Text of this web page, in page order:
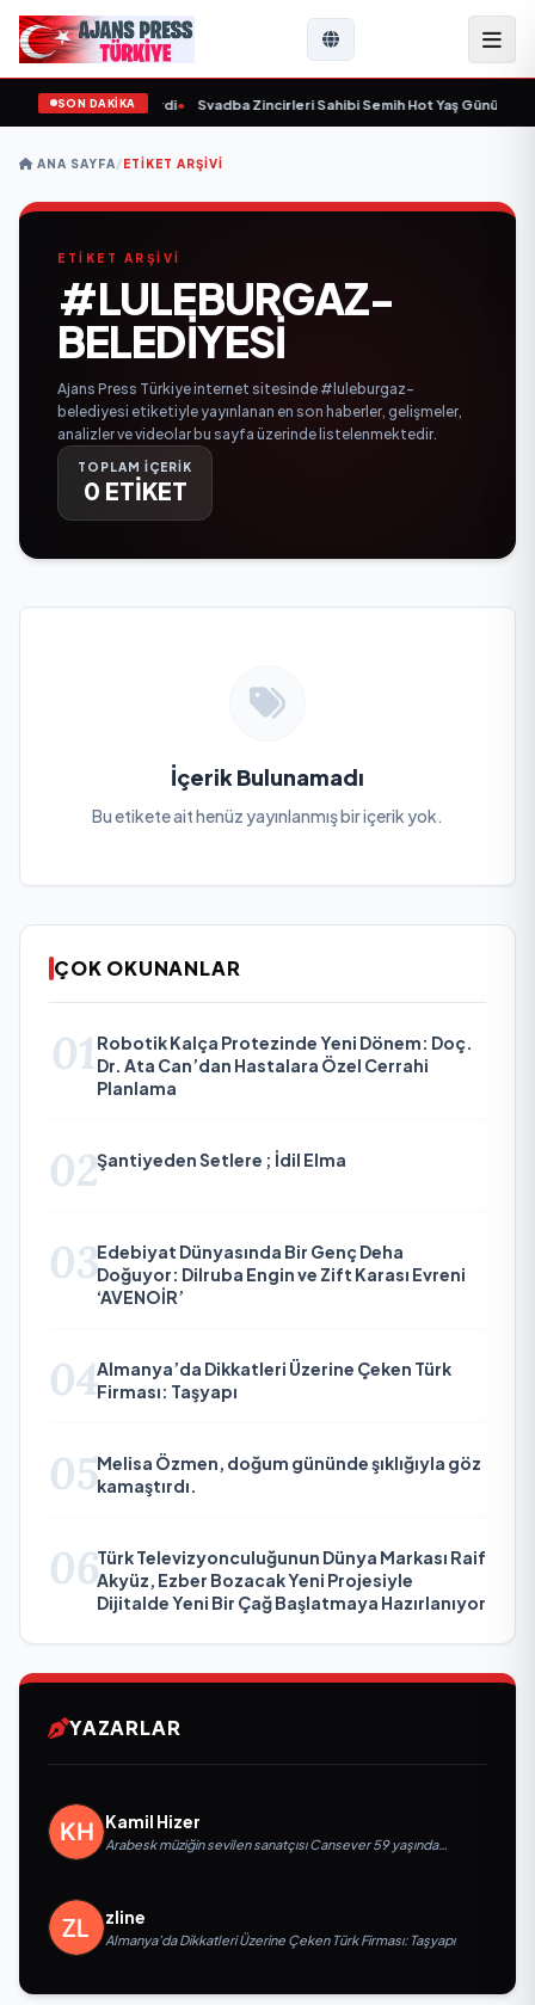
SON DAKİKA
yaşamını yitirdi• Svadba Zincirleri Sahibi Semih Hot Yaş Gününü
ANA SAYFA/ETIKET ARŞIVI
ETİKET ARŞİVİ
#LULEBURGAZ-
BELEDIYESI
Ajans Press Türkiye internet sitesinde #luleburgaz-
belediyesi etiketiyle yayınlanan en son haberler, gelişmeler,
analizler ve videolar bu sayfa üzerinde listelenmektedir.
TOPLAM İÇERİK
0 ETİKET
İçerik Bulunamadı
Bu etikete ait henüz yayınlanmış bir içerik yok.
ÇOK OKUNANLAR
01 Robotik Kalça Protezinde Yeni Dönem: Doç.
Dr. Ata Can’dan Hastalara Özel Cerrahi
Planlama
02Şantiyeden Setlere ; İdil Elma
03Edebiyat Dünyasında Bir Genç Deha
Doğuyor: Dilruba Engin ve Zift Karası Evreni
‘AVENOİR’
04Almanya’da Dikkatleri Üzerine Çeken Türk
Firması: Taşyapı
05Melisa Özmen, doğum gününde şıklığıyla göz
kamaştırdı.
06Türk Televizyonculuğunun Dünya Markası Raif
Akyüz, Ezber Bozacak Yeni Projesiyle
Dijitalde Yeni Bir Çağ Başlatmaya Hazırlanıyor
YAZARLAR
Kamil Hizer
Arabesk müziğin sevilen sanatçısı Cansever 59 yaşında
zline
Almanya’da Dikkatleri Üzerine Çeken Türk Firması: Taşyapı